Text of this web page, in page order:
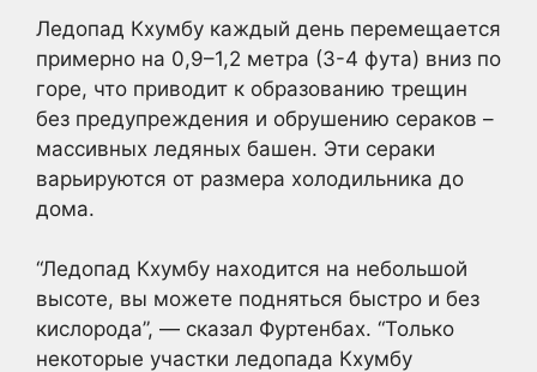
Ледопад Кхумбу каждый день перемещается
примерно на 0,9–1,2 метра (3-4 фута) вниз по
горе, что приводит к образованию трещин
без предупреждения и обрушению сераков –
массивных ледяных башен. Эти сераки
варьируются от размера холодильника до
дома.
“Ледопад Кхумбу находится на небольшой
высоте, вы можете подняться быстро и без
кислорода”, — сказал Фуртенбах. “Только
некоторые участки ледопада Кхумбу